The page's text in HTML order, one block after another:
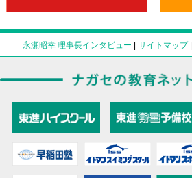
永瀬昭幸 理事長インタビュー | サイトマップ|